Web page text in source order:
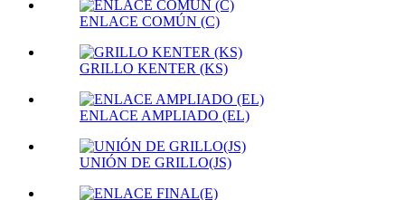
ENLACE COMÚN (C)
GRILLO KENTER (KS)
ENLACE AMPLIADO (EL)
UNIÓN DE GRILLO(JS)